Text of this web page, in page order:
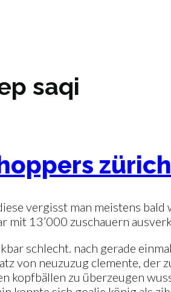
saqi
vergisst man meistens
mit 13’000 zuschauern
schlecht. nach gerade
von neuzuzug clemente,
kopfbällen zu überzeugen